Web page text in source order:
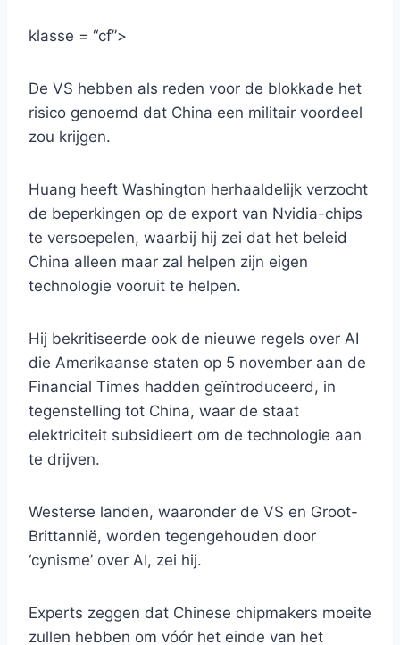
klasse = “cf”>
De VS hebben als reden voor de blokkade het
risico genoemd dat China een militair voordeel
zou krijgen.
Huang heeft Washington herhaaldelijk verzocht
de beperkingen op de export van Nvidia-chips
te versoepelen, waarbij hij zei dat het beleid
China alleen maar zal helpen zijn eigen
technologie vooruit te helpen.
Hij bekritiseerde ook de nieuwe regels over AI
die Amerikaanse staten op 5 november aan de
Financial Times hadden geïntroduceerd, in
tegenstelling tot China, waar de staat
elektriciteit subsidieert om de technologie aan
te drijven.
Westerse landen, waaronder de VS en Groot-
Brittannië, worden tegengehouden door
‘cynisme’ over AI, zei hij.
Experts zeggen dat Chinese chipmakers moeite
zullen hebben om vóór het einde van het